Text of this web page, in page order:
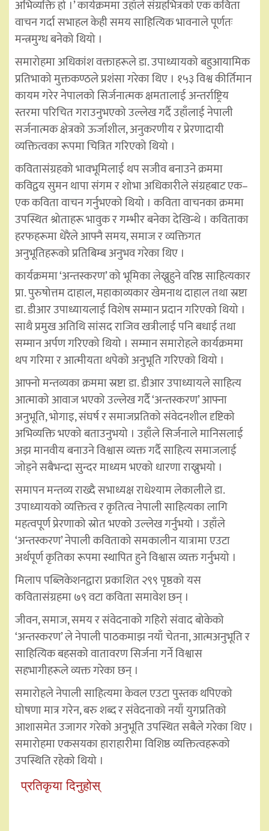
अभिव्यक्ति हो ।’ कार्यक्रममा उहाँले संग्रहभित्रको एक कविता
वाचन गर्दा सभाहल केही समय साहित्यिक भावनाले पूर्णतः
मन्त्रमुग्ध बनेको थियो ।
समारोहमा अधिकांश वक्ताहरूले डा. उपाध्यायको बहुआयामिक
प्रतिभाको मुक्तकण्ठले प्रशंसा गरेका थिए । १५३ विश्व कीर्तिमान
कायम गरेर नेपालको सिर्जनात्मक क्षमतालाई अन्तर्राष्ट्रिय
स्तरमा परिचित गराउनुभएको उल्लेख गर्दै उहाँलाई नेपाली
सर्जनात्मक क्षेत्रको ऊर्जाशील, अनुकरणीय र प्रेरणादायी
व्यक्तित्वका रूपमा चित्रित गरिएको थियो ।
कवितासंग्रहको भावभूमिलाई थप सजीव बनाउने क्रममा
कविद्वय सुमन थापा संगम र शोभा अधिकारीले संग्रहबाट एक–
एक कविता वाचन गर्नुभएको थियो । कविता वाचनका क्रममा
उपस्थित श्रोताहरू भावुक र गम्भीर बनेका देखिन्थे । कविताका
हरफहरूमा धेरैले आफ्नै समय, समाज र व्यक्तिगत
अनुभूतिहरूको प्रतिबिम्ब अनुभव गरेका थिए ।
कार्यक्रममा ‘अन्तस्करण’ को भूमिका लेख्नुहुने वरिष्ठ साहित्यकार
प्रा. पुरुषोत्तम दाहाल, महाकाव्यकार खेमनाथ दाहाल तथा स्रष्टा
डा. डीआर उपाध्यायलाई विशेष सम्मान प्रदान गरिएको थियो ।
साथै प्रमुख अतिथि सांसद राजिव खत्रीलाई पनि बधाई तथा
सम्मान अर्पण गरिएको थियो । सम्मान समारोहले कार्यक्रममा
थप गरिमा र आत्मीयता थपेको अनुभूति गरिएको थियो ।
आफ्नो मन्तव्यका क्रममा स्रष्टा डा. डीआर उपाध्यायले साहित्य
आत्माको आवाज भएको उल्लेख गर्दै ‘अन्तस्करण’ आफ्ना
अनुभूति, भोगाइ, संघर्ष र समाजप्रतिको संवेदनशील दृष्टिको
अभिव्यक्ति भएको बताउनुभयो । उहाँले सिर्जनाले मानिसलाई
अझ मानवीय बनाउने विश्वास व्यक्त गर्दै साहित्य समाजलाई
जोड्ने सबैभन्दा सुन्दर माध्यम भएको धारणा राख्नुभयो ।
समापन मन्तव्य राख्दै सभाध्यक्ष राधेश्याम लेकालीले डा.
उपाध्यायको व्यक्तित्व र कृतित्व नेपाली साहित्यका लागि
महत्वपूर्ण प्रेरणाको स्रोत भएको उल्लेख गर्नुभयो । उहाँले
‘अन्तस्करण’ नेपाली कविताको समकालीन यात्रामा एउटा
अर्थपूर्ण कृतिका रूपमा स्थापित हुने विश्वास व्यक्त गर्नुभयो ।
मिलाप पब्लिकेशनद्वारा प्रकाशित २९९ पृष्ठको यस
कवितासंग्रहमा ७९ वटा कविता समावेश छन् ।
जीवन, समाज, समय र संवेदनाको गहिरो संवाद बोकेको
‘अन्तस्करण’ ले नेपाली पाठकमाझ नयाँ चेतना, आत्मअनुभूति र
साहित्यिक बहसको वातावरण सिर्जना गर्ने विश्वास
सहभागीहरूले व्यक्त गरेका छन् ।
समारोहले नेपाली साहित्यमा केवल एउटा पुस्तक थपिएको
घोषणा मात्र गरेन, बरु शब्द र संवेदनाको नयाँ युगप्रतिको
आशासमेत उजागर गरेको अनुभूति उपस्थित सबैले गरेका थिए ।
समारोहमा एकसयका हाराहारीमा विशिष्ठ व्यक्तित्वहरूको
उपस्थिति रहेको थियो ।
प्रतिकृया दिनुहोस्